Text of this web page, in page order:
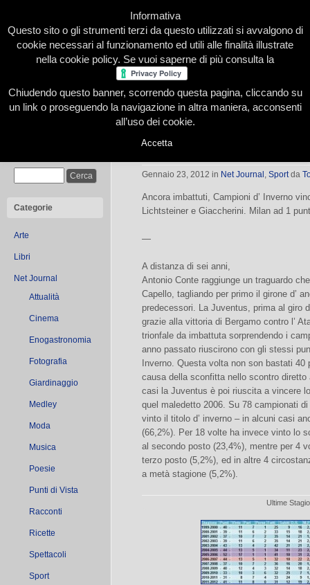
Home Presentazione Redazione Le nostre firme
Categorie
Arte
Libri
Net Journal
Attualità
Cinema
Enogastronomia
Fotografia
Giardinaggio
Medley
Moda
Musica
Poesie
Punti di Vista
Racconti
Ricette
Spettacoli
Sport
Atalanta-Juve 0-2: Giack invernale
Gennaio 23, 2012 in Net Journal , Sportda
Ancora imbattuti, Campioni d’ Inverno
Lichtsteiner e Giaccherini. Milan ad 1
—
A distanza di sei anni,
Antonio Conte raggiunge un traguardo
Capello, tagliando per primo il girone d’
predecessori. La Juventus, prima al giro
grazie alla vittoria di Bergamo contro l’
trionfale da imbattuta sorprendendo i
anno passato riuscirono con gli stessi
Inverno. Questa volta non son bastati
causa della sconfitta nello scontro
casi la Juventus è poi riuscita a vincere
quel maledetto 2006. Su 78 campionati
vinto il titolo d’ inverno – in alcuni casi
(66,2%). Per 18 volte ha invece vinto lo
al secondo posto (23,4%), mentre per 4
terzo posto (5,2%), ed in altre 4
a metà stagione (5,2%).
Ultime
Informativa
Questo sito o gli strumenti terzi da questo utilizzati si avvalgono di
cookie necessari al funzionamento ed utili alle finalità illustrate
nella cookie policy. Se vuoi saperne di più consulta la
Chiudendo questo banner, scorrendo questa pagina, cliccando su
un link o proseguendo la navigazione in altra maniera, acconsenti
all’uso dei cookie.
Accetta